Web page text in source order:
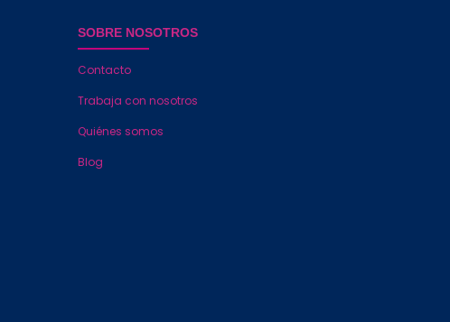
SOBRE NOSOTROS
Contacto
Trabaja con nosotros
Quiénes somos
Blog